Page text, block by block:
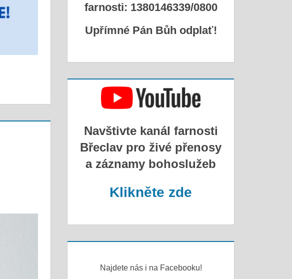
farnosti: 1380146339/0800
Upřímné Pán Bůh odplať!
Navštivte kanál farnosti
Břeclav pro živé přenosy
a záznamy bohoslužeb
Klikněte zde
Najdete nás i na Facebooku!